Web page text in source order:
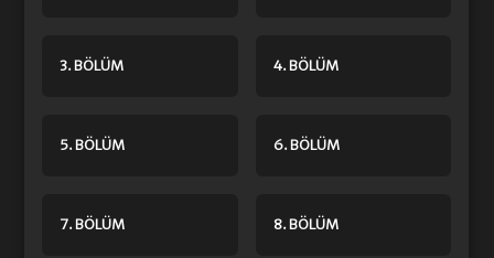
3. BÖLÜM 4. BÖLÜM
5. BÖLÜM 6. BÖLÜM
7. BÖLÜM 8. BÖLÜM